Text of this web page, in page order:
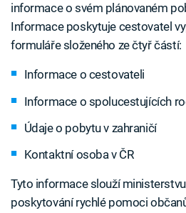
informace o svém plánovaném
Informace poskytuje cestovatel
formuláře složeného ze čtyř částí:
Informace o cestovateli
Informace o spolucestujících
Údaje o pobytu v zahraničí
Kontaktní osoba v ČR
Tyto informace slouží
poskytování rychlé pomoci